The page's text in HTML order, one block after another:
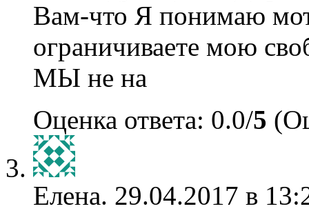
Вам-что Я понимаю
ограничиваете мою
МЫ не на
Оценка ответа: 0.0/5
Елена. 29.04.2017 в